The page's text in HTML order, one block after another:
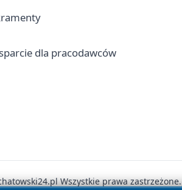
dla pracodawców
Wszystkie prawa zastrzeżone.